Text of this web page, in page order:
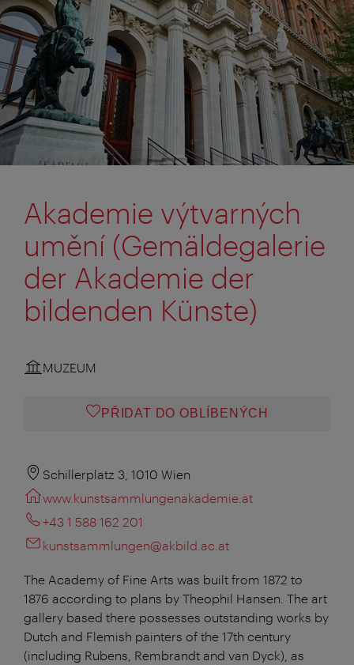
Akademie výtvarných
umění (Gemäldegalerie
der Akademie der
bildenden Künste)
MUZEUM
PŘIDAT DO OBLÍBENÝCH
Schillerplatz 3, 1010 Wien
www.kunstsammlungenakademie.at
+43 1 588 162 201
kunstsammlungen@akbild.ac.at
The Academy of Fine Arts was built from 1872 to
1876 according to plans by Theophil Hansen. The art
gallery based there possesses outstanding works by
Dutch and Flemish painters of the 17th century
(including Rubens, Rembrandt and van Dyck), as